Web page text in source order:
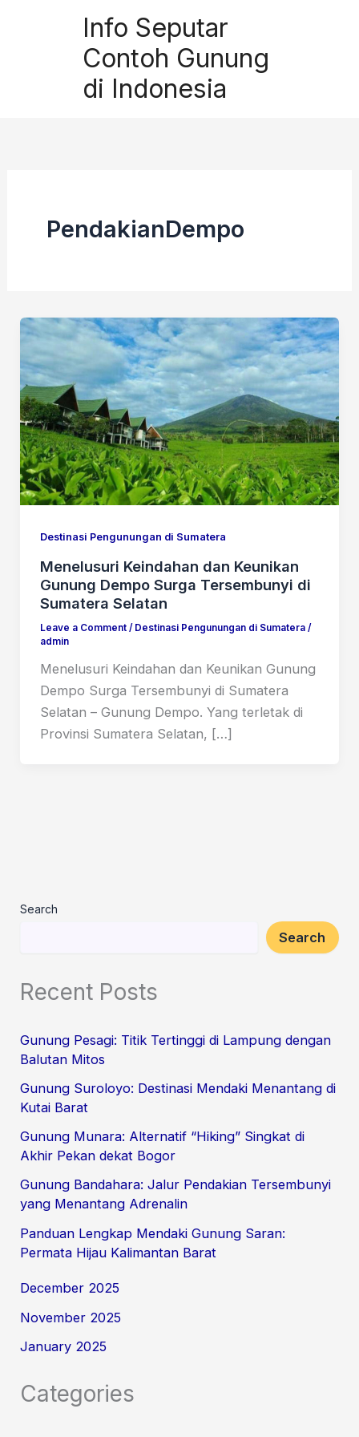
Info Seputar
Contoh Gunung
di Indonesia
PendakianDempo
Destinasi Pengunungan di Sumatera
Menelusuri Keindahan dan Keunikan
Gunung Dempo Surga Tersembunyi di
Sumatera Selatan
Leave a Comment / Destinasi Pengunungan di Sumatera/
admin
Menelusuri Keindahan dan Keunikan Gunung
Dempo Surga Tersembunyi di Sumatera
Selatan – Gunung Dempo. Yang terletak di
Provinsi Sumatera Selatan, […]
Search
Search
Recent Posts
Gunung Pesagi: Titik Tertinggi di Lampung dengan
Balutan Mitos
Gunung Suroloyo: Destinasi Mendaki Menantang di
Kutai Barat
Gunung Munara: Alternatif “Hiking” Singkat di
Akhir Pekan dekat Bogor
Gunung Bandahara: Jalur Pendakian Tersembunyi
yang Menantang Adrenalin
Panduan Lengkap Mendaki Gunung Saran:
Permata Hijau Kalimantan Barat
December 2025
November 2025
January 2025
Categories